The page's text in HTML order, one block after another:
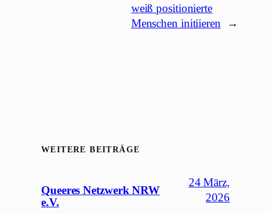
weiß positionierte
Menschen initiieren
→
WEITERE BEITRÄGE
Queeres Netzwerk NRW
e.V.
24 März,
2026